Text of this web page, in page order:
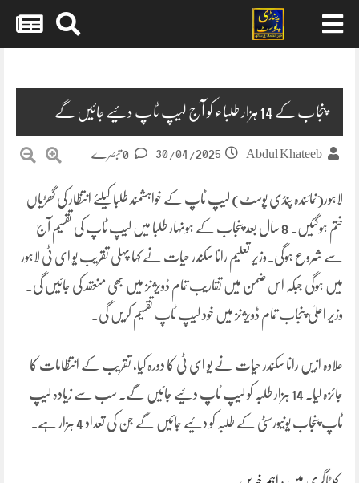
پنجاب کے 14 ہزار طلباء کو آج لیپ ٹاپ دئیے جائیں گے
Abdul Khateeb
30/04/2025
لاہور(نمائندہ پنڈی پوسٹ) لیپ ٹاپ کے خواہشمند طلبا کیلئے انتظار کی گھڑیاں
ختم ہوگئیں۔ 8 سال بعد پنجاب کے ہونہار طلبا میں لیپ ٹاپ کی تقسیم آج
سے شروع ہوگی۔وزیر تعلیم رانا سکندر حیات نے کہا پہلی تقریب یو ای ٹی لاہور
میں ہوگی جبکہ اس ضمن میں تقاریب تمام ڈویژنز میں بھی منعقد کی جائیں گی۔
وزیر اعلیٰ پنجاب تمام ڈویژنز میں خود لیپ ٹاپ تقسیم کریں گی۔
علاوہ ازیں رانا سکندر حیات نے یو ای ٹی کا دورہ کیا، تقریب کے انتظامات کا
جائزہ لیا۔ 14 ہزار طلبہ کو لیپ ٹاپ دئیے جائیں گے۔ سب سے زیادہ لیپ
ٹاپ پنجاب یونیورسٹی کے طلبہ کو دئیے جائیں گے جن کی تعداد 4 ہزار ہے۔